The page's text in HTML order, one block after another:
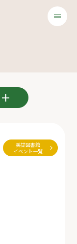
美甘図書館
イベント一覧